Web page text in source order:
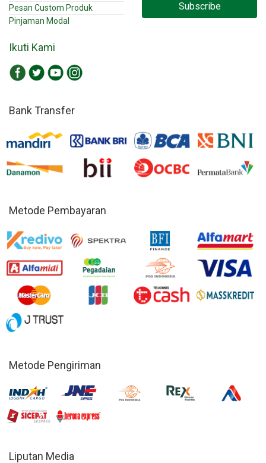
Pesan Custom Produk
Pinjaman Modal
Subscribe
Ikuti Kami
Bank Transfer
Metode Pembayaran
Metode Pengiriman
Liputan Media